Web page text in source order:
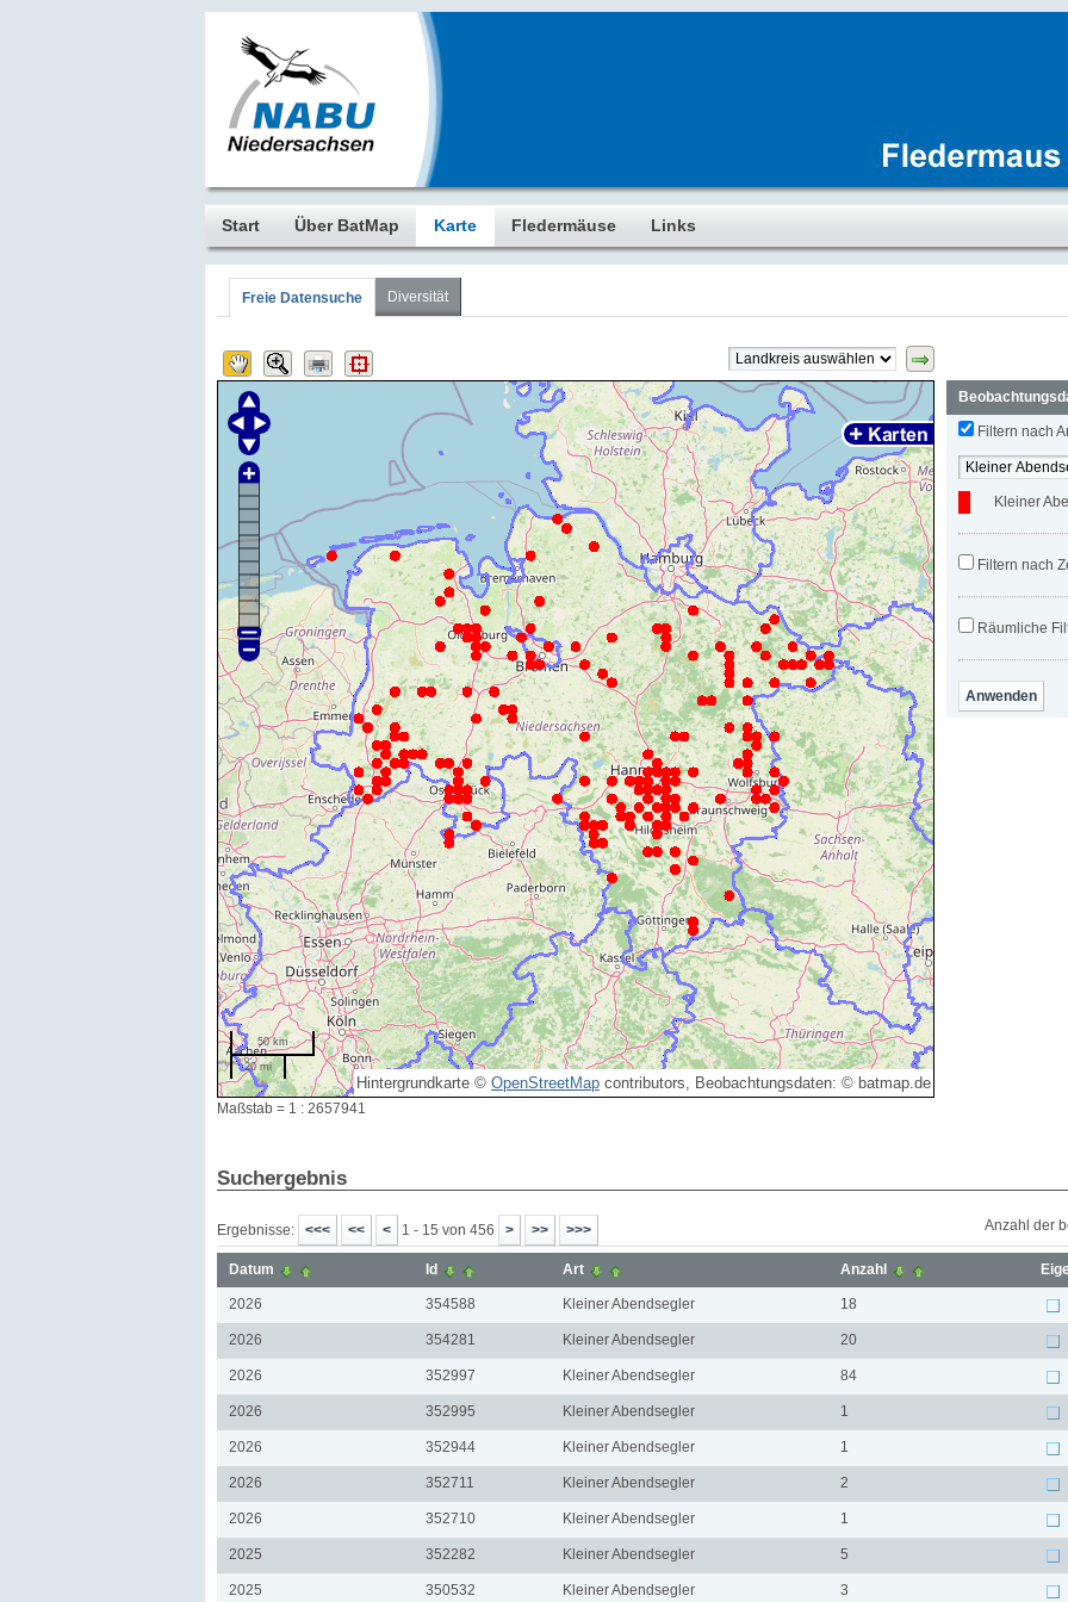
Start Über BatMap Karte Fledermäuse Links
Freie Datensuche Diversität
Hintergrundkarte © OpenStreetMap contributors, Beobachtungsdaten: © batmap.de
50 km
20 mi
Maßstab = 1 : 2657941
Filtern nach
Kleiner
Filtern nach
Räumliche
Suchergebnis
Ergebnisse: 1 - 15 von 456 Anzahl der
Datum Id Art Anzahl
2026 354588 Kleiner Abendsegler 18
2026 354281 Kleiner Abendsegler 20
2026 352997 Kleiner Abendsegler 84
2026 352995 Kleiner Abendsegler 1
2026 352944 Kleiner Abendsegler 1
2026 352711 Kleiner Abendsegler 2
2026 352710 Kleiner Abendsegler 1
2025 352282 Kleiner Abendsegler 5
2025 350532 Kleiner Abendsegler 3